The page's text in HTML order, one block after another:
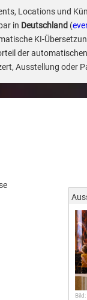
Locations und
in Deutschland (
KI-
der
Ausstellung oder